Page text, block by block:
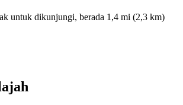
untuk dikunjungi, berada 1,4 mi (2,3 km)